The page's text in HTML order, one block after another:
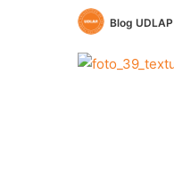
Blog UDLAP